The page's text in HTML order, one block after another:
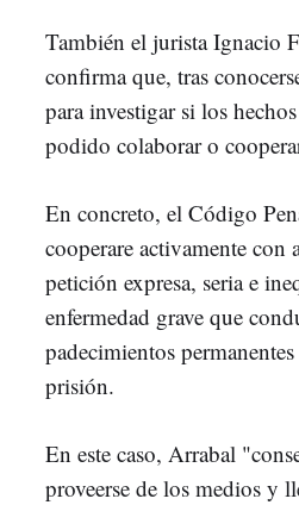
También el jurista Ignacio
confirma que, tras
para investigar si los
podido colaborar o
En concreto, el Código
cooperare activamente con
petición expresa, seria e
enfermedad grave que
padecimientos
prisión.
En este caso, Arrabal
proveerse de los medios y